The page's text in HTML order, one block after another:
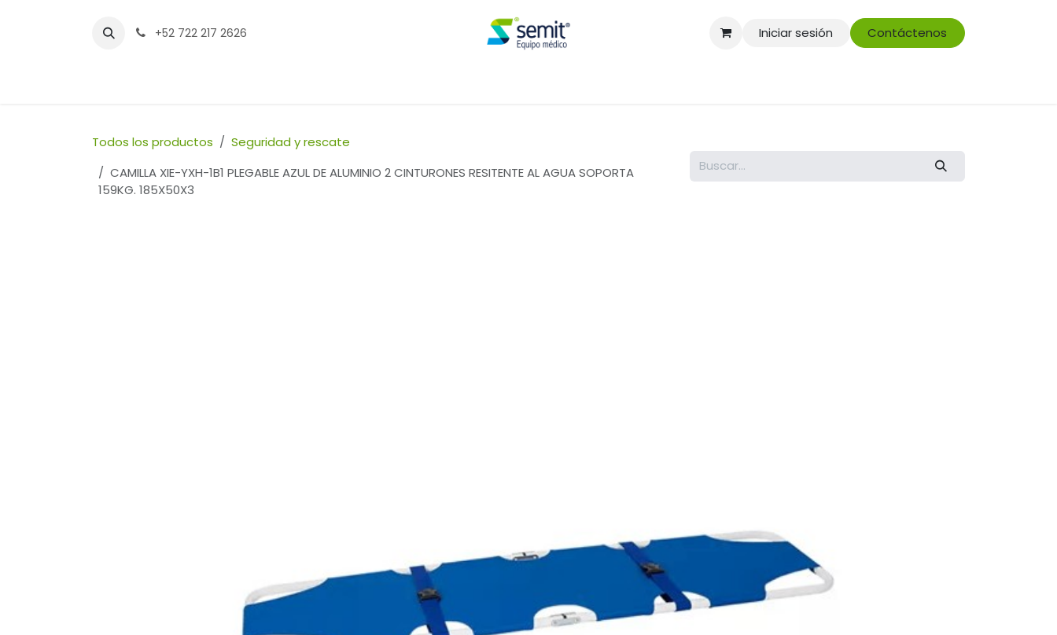
+52 722 217 2626 Iniciar sesión Contáctenos
Todos los productos
Seguridad y rescate
CAMILLA XIE-YXH-1B1 PLEGABLE AZUL DE ALUMINIO 2 CINTURONES RESITENTE AL AGUA SOPORTA
159KG. 185X50X3